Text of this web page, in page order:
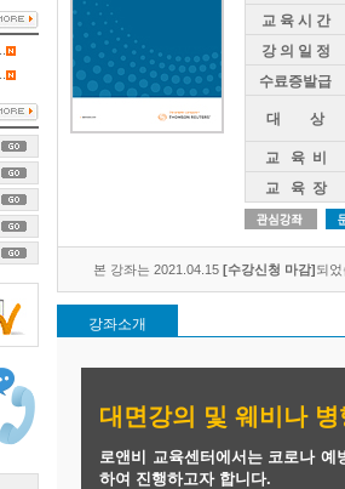
교 육 시 간
강 의 일 정
수료증발급
대 상
교 육 비
교 육 장
본 강좌는 2021.04.15 [수강신청 마감]되
강좌소개
대면강의 및 웨비나
로앤비 교육센터에서는 코로나 예
하여 진행하고자 합니다.